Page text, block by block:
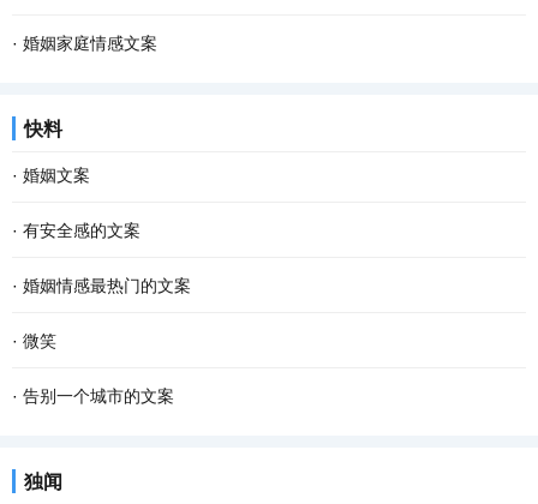
· 婚姻家庭情感文案
快料
· 婚姻文案
· 有安全感的文案
· 婚姻情感最热门的文案
· 微笑
· 告别一个城市的文案
独闻